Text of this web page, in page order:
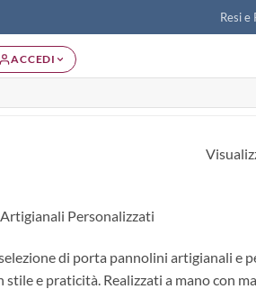
Resi e
ACCEDI
Personalizzati
di porta pannolini artigianali e
stile e praticità. Realizzati a mano con